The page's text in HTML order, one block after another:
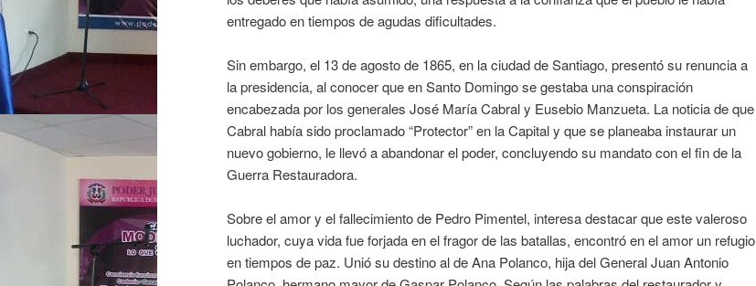
entregado en tiempos de agudas dificultades.
Sin embargo, el 13 de agosto de 1865, en la ciudad de Santiago, presentó su renuncia a
la presidencia, al conocer que en Santo Domingo se gestaba una conspiración
encabezada por los generales José María Cabral y Eusebio Manzueta. La noticia de que
Cabral había sido proclamado “Protector” en la Capital y que se planeaba instaurar un
nuevo gobierno, le llevó a abandonar el poder, concluyendo su mandato con el fin de la
Guerra Restauradora.
Sobre el amor y el fallecimiento de Pedro Pimentel, interesa destacar que este valeroso
luchador, cuya vida fue forjada en el fragor de las batallas, encontró en el amor un refugio
en tiempos de paz. Unió su destino al de Ana Polanco, hija del General Juan Antonio